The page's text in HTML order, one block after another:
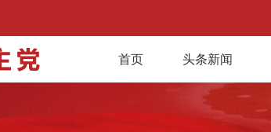
首页 头条新闻